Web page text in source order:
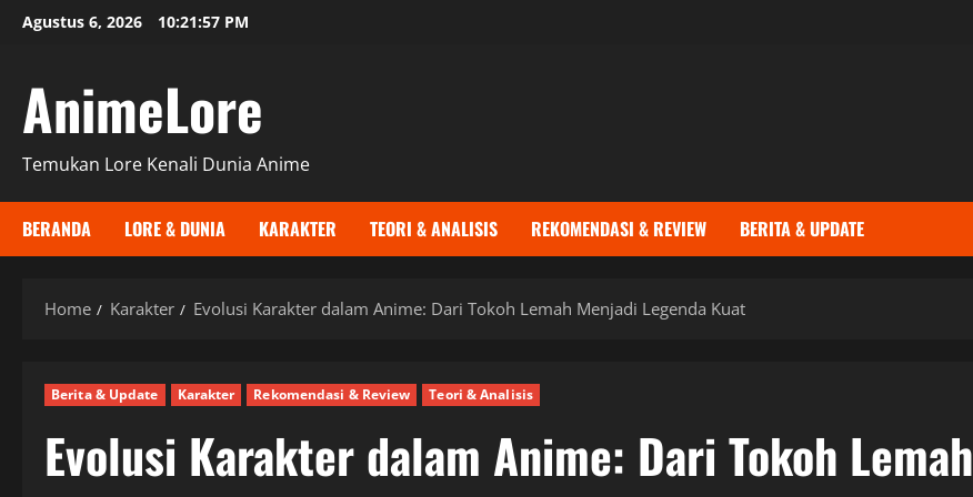
SkipAgustus 6, 2026 10:21:58 PM
AnimeLore
Temukan Lore Kenali Dunia Anime
BERANDA LORE & DUNIA KARAKTER TEORI & ANALISIS REKOMENDASI & REVIEW BERITA & UPDATE
Home Karakter Evolusi Karakter dalam Anime: Dari Tokoh Lemah Menjadi Legenda Kuat
Berita & Update Karakter Rekomendasi & Review Teori & Analisis
Evolusi Karakter dalam Anime: Dari Tokoh Lemah